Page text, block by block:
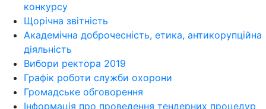
конкурсу
Щорічна звітність
Академічна доброчесність, етика, антикорупційна
діяльність
Вибори ректора 2019
Графік роботи служби охорони
Громадське обговорення
Інформація про проведення тендерних процедур